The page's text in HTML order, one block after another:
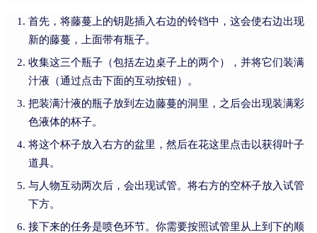
首先，将藤蔓上的钥匙插入右边的铃铛中，这会使右边出现
新的藤蔓，上面带有瓶子。
收集这三个瓶子（包括左边桌子上的两个），并将它们装满
汁液（通过点击下面的互动按钮）。
把装满汁液的瓶子放到左边藤蔓的洞里，之后会出现装满彩
色液体的杯子。
将这个杯子放入右方的盆里，然后在花这里点击以获得叶子
道具。
与人物互动两次后，会出现试管。将右方的空杯子放入试管
下方。
接下来的任务是喷色环节。你需要按照试管里从上到下的顺